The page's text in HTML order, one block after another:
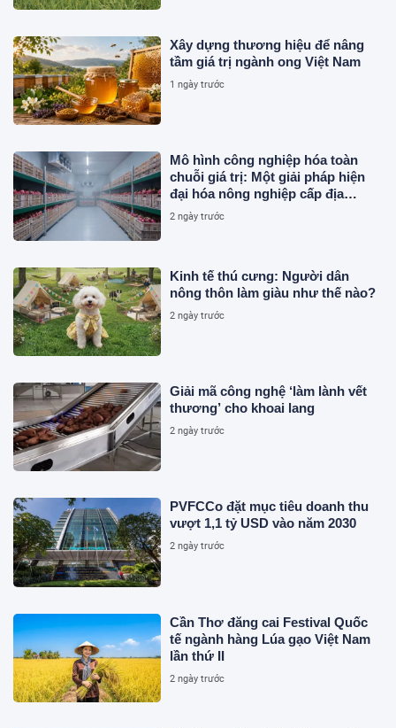
Xây dựng thương hiệu để nâng
tầm giá trị ngành ong Việt Nam
1 ngày trước
Mô hình công nghiệp hóa toàn
chuỗi giá trị: Một giải pháp hiện
đại hóa nông nghiệp cấp địa
phương tại Việt Nam
2 ngày trước
Kinh tế thú cưng: Người dân
nông thôn làm giàu như thế nào?
2 ngày trước
Giải mã công nghệ ‘làm lành vết
thương’ cho khoai lang
2 ngày trước
PVFCCo đặt mục tiêu doanh thu
vượt 1,1 tỷ USD vào năm 2030
2 ngày trước
Cần Thơ đăng cai Festival Quốc
tế ngành hàng Lúa gạo Việt Nam
lần thứ II
2 ngày trước